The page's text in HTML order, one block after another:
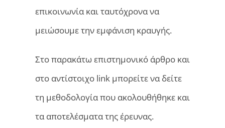
επικοινωνία και ταυτόχρονα να
μειώσουμε την εμφάνιση κραυγής.
Στο παρακάτω επιστημονικό άρθρο και
στο αντίστοιχο link μπορείτε να δείτε
τη μεθοδολογία που ακολουθήθηκε και
τα αποτελέσματα της έρευνας.